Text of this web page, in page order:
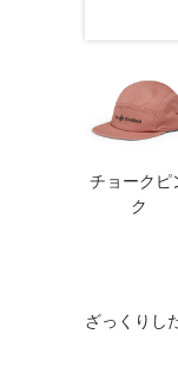
チョークピ
ク
ざっくりし